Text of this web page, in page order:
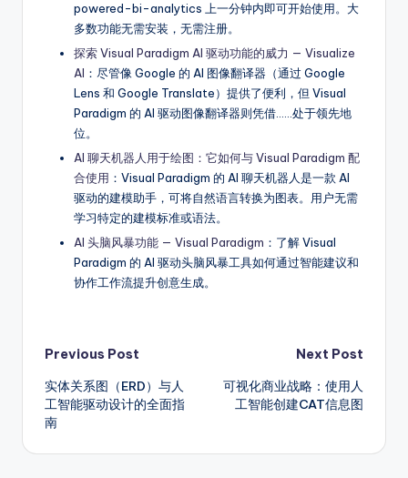
powered-bi-analytics 上一分钟内即可开始使用。大
多数功能无需安装，无需注册。
探索 Visual Paradigm AI 驱动功能的威力 — Visualize
AI ：尽管像 Google 的 AI 图像翻译器（通过 Google
Lens 和 Google Translate）提供了便利，但 Visual
Paradigm 的 AI 驱动图像翻译器则凭借……处于领先地
位。
AI 聊天机器人用于绘图：它如何与 Visual Paradigm 配
合使用 ：Visual Paradigm 的 AI 聊天机器人是一款 AI
驱动的建模助手，可将自然语言转换为图表。用户无需
学习特定的建模标准或语法。
AI 头脑风暴功能 — Visual Paradigm ：了解 Visual
Paradigm 的 AI 驱动头脑风暴工具如何通过智能建议和
协作工作流提升创意生成。
Post
navigation
Previous Post
实体关系图（ERD）与人
工智能驱动设计的全面指
南
Next Post
可视化商业战略：使用人
工智能创建CAT信息图